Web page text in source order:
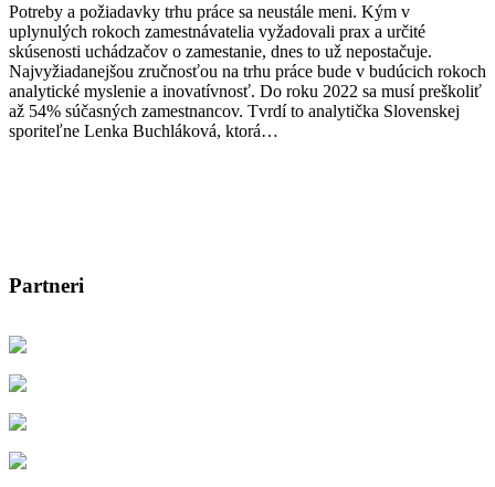
Potreby a požiadavky trhu práce sa neustále meni. Kým v
uplynulých rokoch zamestnávatelia vyžadovali prax a určité
skúsenosti uchádzačov o zamestanie, dnes to už nepostačuje.
Najvyžiadanejšou zručnosťou na trhu práce bude v budúcich rokoch
analytické myslenie a inovatívnosť. Do roku 2022 sa musí preškoliť
až 54% súčasných zamestnancov. Tvrdí to analytička Slovenskej
sporiteľne Lenka Buchláková, ktorá…
Partneri